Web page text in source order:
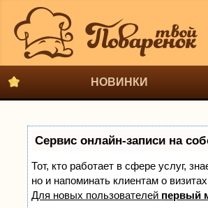
НОВИНКИ
Сервис онлайн-записи на
Тот, кто работает в сфере услуг,
но и напоминать клиентам о
Для новых пользователей первый